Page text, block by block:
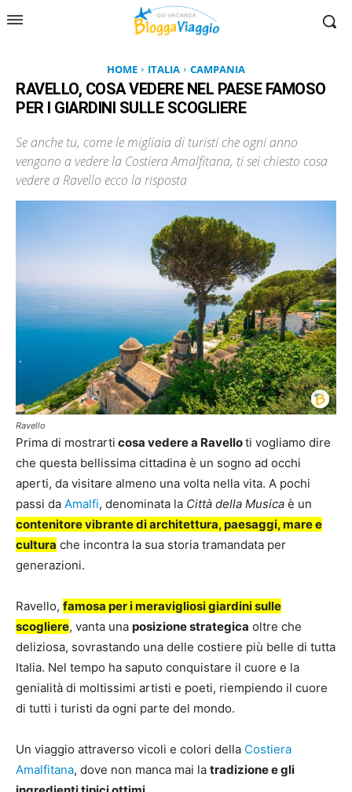
HOME ITALIA CAMPANIA
RAVELLO, COSA VEDERE NEL PAESE FAMOSO
PER I GIARDINI SULLE SCOGLIERE
Se anche tu, come le migliaia di turisti che ogni anno
vengono a vedere la Costiera Amalfitana, ti sei chiesto cosa
vedere a Ravello ecco la risposta
Ravello
Prima di mostrarti cosa vedere a Ravelloti vogliamo dire
che questa bellissima cittadina è un sogno ad occhi
aperti, da visitare almeno una volta nella vita. A pochi
passi da Amalfi, denominata la Città della Musica è un
contenitore vibrante di architettura, paesaggi, mare e
cultura che incontra la sua storia tramandata per
generazioni.
Ravello, famosa per i meravigliosi giardini sulle
scogliere, vanta una posizione strategica oltre che
deliziosa, sovrastando una delle costiere più belle di tutta
Italia. Nel tempo ha saputo conquistare il cuore e la
genialità di moltissimi artisti e poeti, riempiendo il cuore
di tutti i turisti da ogni parte del mondo.
Un viaggio attraverso vicoli e colori della Costiera
Amalfitana, dove non manca mai la tradizione e gli